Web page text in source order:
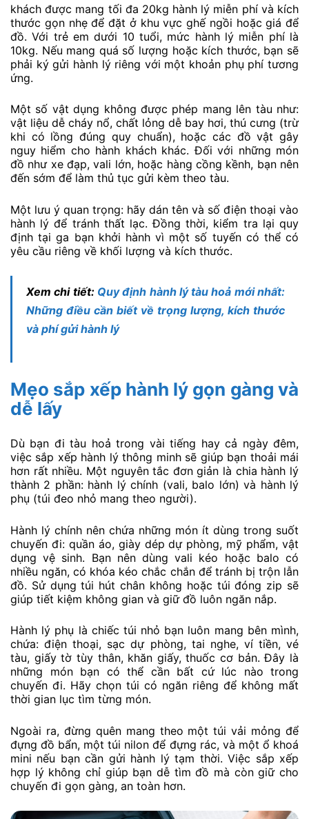
khách được mang tối đa 20kg hành lý miễn phí và kích
thước gọn nhẹ để đặt ở khu vực ghế ngồi hoặc giá để
đồ. Với trẻ em dưới 10 tuổi, mức hành lý miễn phí là
10kg. Nếu mang quá số lượng hoặc kích thước, bạn sẽ
phải ký gửi hành lý riêng với một khoản phụ phí tương
ứng.
Một số vật dụng không được phép mang lên tàu như:
vật liệu dễ cháy nổ, chất lỏng dễ bay hơi, thú cưng (trừ
khi có lồng đúng quy chuẩn), hoặc các đồ vật gây
nguy hiểm cho hành khách khác. Đối với những món
đồ như xe đạp, vali lớn, hoặc hàng cồng kềnh, bạn nên
đến sớm để làm thủ tục gửi kèm theo tàu.
Một lưu ý quan trọng: hãy dán tên và số điện thoại vào
hành lý để tránh thất lạc. Đồng thời, kiểm tra lại quy
định tại ga bạn khởi hành vì một số tuyến có thể có
yêu cầu riêng về khối lượng và kích thước.
Xem chi tiết: Quy định hành lý tàu hoả mới nhất:
Những điều cần biết về trọng lượng, kích thước
và phí gửi hành lý
Mẹo sắp xếp hành lý gọn gàng và
dễ lấy
Dù bạn đi tàu hoả trong vài tiếng hay cả ngày đêm,
việc sắp xếp hành lý thông minh sẽ giúp bạn thoải mái
hơn rất nhiều. Một nguyên tắc đơn giản là chia hành lý
thành 2 phần: hành lý chính (vali, balo lớn) và hành lý
phụ (túi đeo nhỏ mang theo người).
Hành lý chính nên chứa những món ít dùng trong suốt
chuyến đi: quần áo, giày dép dự phòng, mỹ phẩm, vật
dụng vệ sinh. Bạn nên dùng vali kéo hoặc balo có
nhiều ngăn, có khóa kéo chắc chắn để tránh bị trộn lẫn
đồ. Sử dụng túi hút chân không hoặc túi đóng zip sẽ
giúp tiết kiệm không gian và giữ đồ luôn ngăn nắp.
Hành lý phụ là chiếc túi nhỏ bạn luôn mang bên mình,
chứa: điện thoại, sạc dự phòng, tai nghe, ví tiền, vé
tàu, giấy tờ tùy thân, khăn giấy, thuốc cơ bản. Đây là
những món bạn có thể cần bất cứ lúc nào trong
chuyến đi. Hãy chọn túi có ngăn riêng để không mất
thời gian lục tìm từng món.
Ngoài ra, đừng quên mang theo một túi vải mỏng để
đựng đồ bẩn, một túi nilon để đựng rác, và một ổ khoá
mini nếu bạn cần gửi hành lý tạm thời. Việc sắp xếp
hợp lý không chỉ giúp bạn dễ tìm đồ mà còn giữ cho
chuyến đi gọn gàng, an toàn hơn.